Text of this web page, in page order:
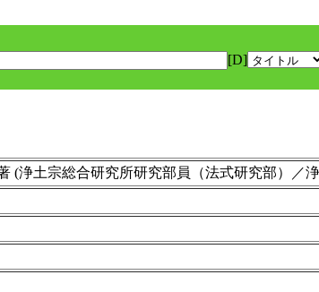
[D]
(浄土宗総合研究所研究部員（法式研究部）／